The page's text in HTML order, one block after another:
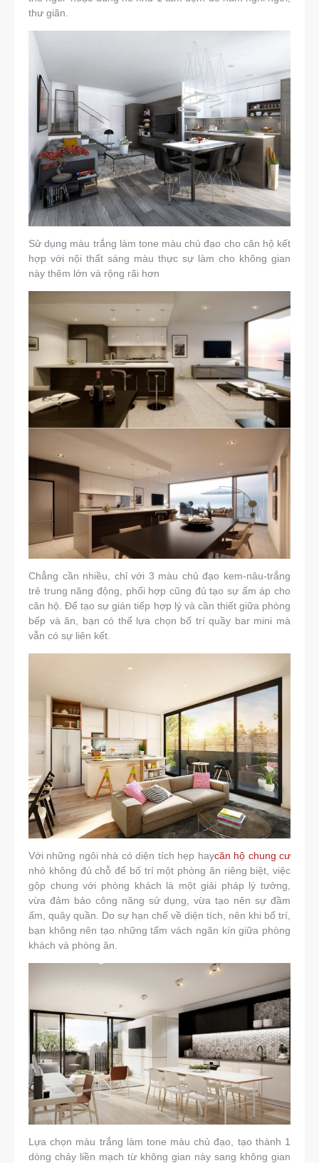
thư giãn.
Sử dụng màu trắng làm tone màu chủ đạo cho căn hộ kết
hợp với nội thất sáng màu thực sự làm cho không gian
này thêm lớn và rộng rãi hơn
Chẳng cần nhiều, chỉ với 3 màu chủ đạo kem-nâu-trắng
trẻ trung năng động, phối hợp cũng đủ tạo sự ấm áp cho
căn hộ. Để tạo sự gián tiếp hợp lý và cần thiết giữa phòng
bếp và ăn, bạn có thể lựa chọn bố trí quầy bar mini mà
vẫn có sự liên kết.
Với những ngôi nhà có diện tích hẹp haycăn hộ chung cư
nhỏ không đủ chỗ để bố trí một phòng ăn riêng biệt, việc
gộp chung với phòng khách là một giải pháp lý tưởng,
vừa đảm bảo công năng sử dụng, vừa tạo nên sự đầm
ấm, quây quần. Do sự hạn chế về diện tích, nên khi bố trí,
bạn không nên tạo những tấm vách ngăn kín giữa phòng
khách và phòng ăn.
Lựa chọn màu trắng làm tone màu chủ đạo, tạo thành 1
dòng chảy liền mạch từ không gian này sang không gian